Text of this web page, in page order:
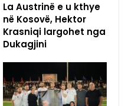
La Austrinë e u kthye
në Kosovë, Hektor
Krasniqi largohet nga
Dukagjini